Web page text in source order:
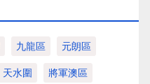
九龍區 元朗區
天水圍 將軍澳區